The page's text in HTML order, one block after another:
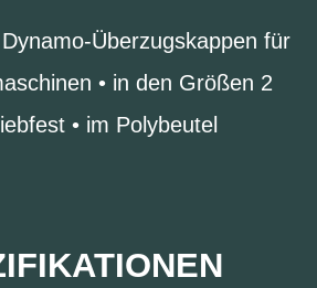
Überzugskappen für
• in den Größen 2
• im Polybeutel